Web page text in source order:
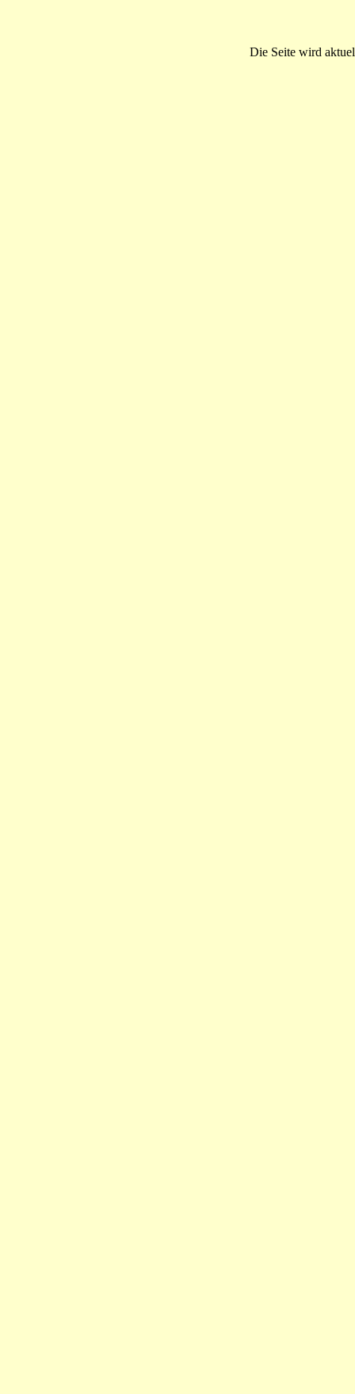
Die Seite wird